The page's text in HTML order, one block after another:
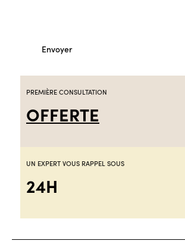
PREMIÈRE CONSULTATION
OFFERTE
UN EXPERT VOUS RAPPEL SOUS
24H